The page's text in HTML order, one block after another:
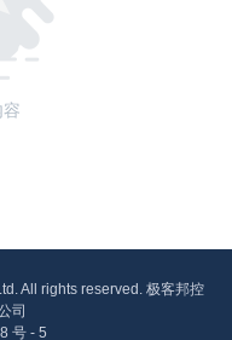
All rights reserved. 极客邦控
司
号 - 5